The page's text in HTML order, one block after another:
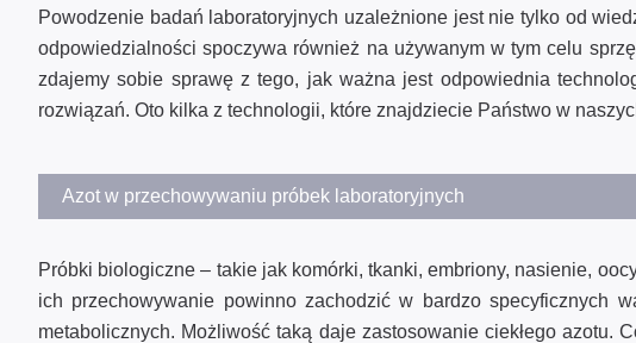
Powodzenie badań laboratoryjnych uzależnione jest nie tylko od
odpowiedzialności spoczywa również na używanym w tym celu
zdajemy sobie sprawę z tego, jak ważna jest odpowiednia
rozwiązań. Oto kilka z technologii, które znajdziecie Państwo w
Azot w przechowywaniu próbek laboratoryjnych
Próbki biologiczne – takie jak komórki, tkanki, embriony, nasienie,
ich przechowywanie powinno zachodzić w bardzo specyficznych
metabolicznych. Możliwość taką daje zastosowanie ciekłego azotu.